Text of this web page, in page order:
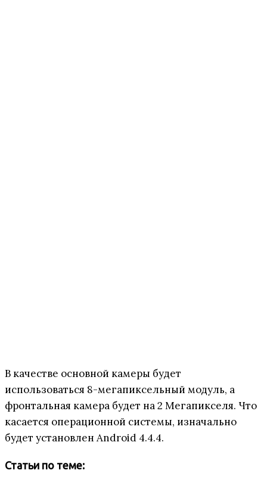
В качестве основной камеры будет
использоваться 8-мегапиксельный модуль, а
фронтальная камера будет на 2 Мегапикселя. Что
касается операционной системы, изначально
будет установлен Android 4.4.4.
Статьи по теме: